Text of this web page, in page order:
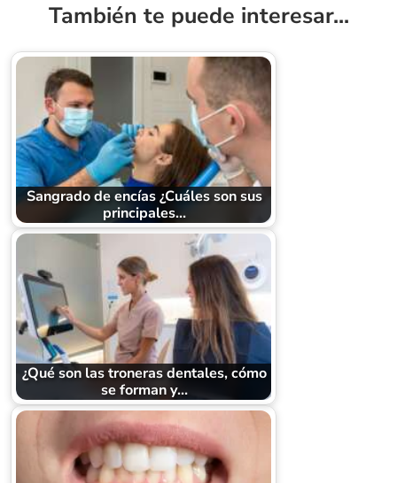
También te puede interesar...
Sangrado de encías ¿Cuáles son sus
principales…
¿Qué son las troneras dentales, cómo
se forman y…